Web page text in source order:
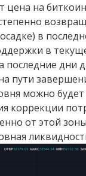
на
в
в
последние дни
пути
можно
коррекции
от этой